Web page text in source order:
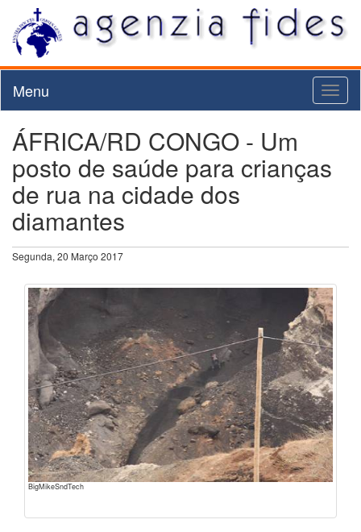
Menu
ÁFRICA/RD CONGO - Um
posto de saúde para crianças
de rua na cidade dos
diamantes
Segunda, 20 Março 2017
BigMikeSndTech